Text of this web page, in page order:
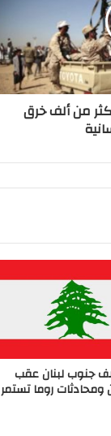
من ألف خرق
جنوب لبنان عقب
ومحادثات روما تستمر